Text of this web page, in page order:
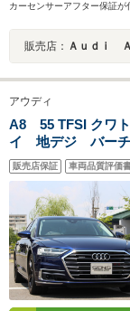
カーセンサーアフター保証が
販売店： Ａｕｄｉ
アウディ
A8 55 TFSI クワ
イ 地デジ バー
ートベンチレーシ
エントライト
販売店保証 車両品質評価